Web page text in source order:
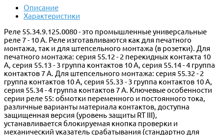
Описание
Характеристики
Реле 55.34.9.125.0080 - это промышленные универсальные
реле 7 - 10 A. Реле изготавливаются как для печатного
монтажа, так и для штепсельного монтажа (в розетки). Для
печатного монтажа: серия 55.12 - 2 перекидных контакта 10
A, серия 55.13 - 3 группа контактов 10 A, серия 55.14 - 4 группа
контактов 7 A. Для штепсельного монтажа: серия 55.32 - 2
группа контактов 10 A, серия 55.33 - 3 группа контактов 10 A,
серия 55.34 - 4 группа контактов 7 A. Ключевые особенности
серии реле 55: обмотки переменного и постоянного тока,
различные варианты материала контактов, доступна
защищенная версия (уровень защиты RT III),
устанавливается блокируемая кнопка проверки и
механический указатель срабатывания (стандартно для